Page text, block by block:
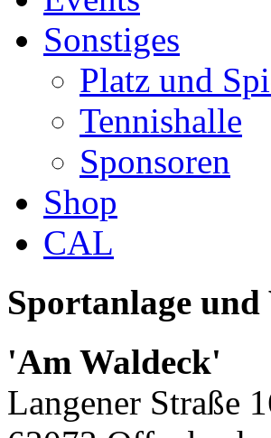
Sonstiges
Platz und
Tennishalle
Sponsoren
Shop
CAL
Sportanlage und
'Am Waldeck'
Langener Straße